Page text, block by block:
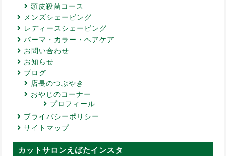
頭皮殺菌コース
メンズシェービング
レディースシェービング
パーマ・カラー・ヘアケア
お問い合わせ
お知らせ
ブログ
店長のつぶやき
おやじのコーナー
プロフィール
プライバシーポリシー
サイトマップ
カットサロンえばたインスタ